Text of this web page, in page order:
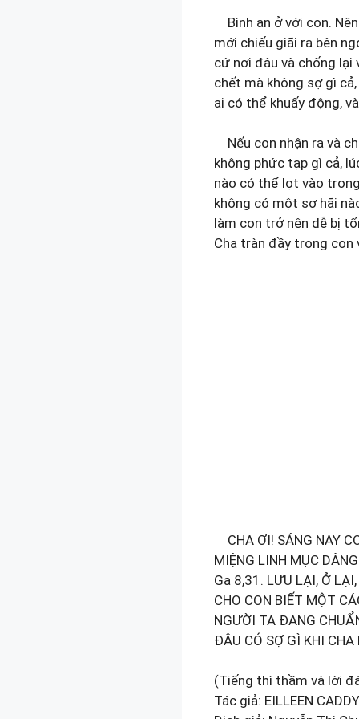
Bình an ở với con.
mới chiếu giãi ra bên
cứ nơi đâu và chống
chết mà không sợ gì
ai có thể khuấy động,
Nếu con nhận ra và
không phức tạp gì cả,
nào có thể lọt vào
không có một sợ hãi
làm con trở nên dễ bị
Cha tràn đầy trong con
CHA ƠI! SÁNG NAY
MIỆNG LINH MỤC
Ga 8,31. LƯU LẠI, Ở
CHO CON BIẾT MỘT
NGƯỜI TA ĐANG
ĐÂU CÓ SỢ GÌ KHI CHA
(Tiếng thì thầm và lời
Tác giả: EILLEEN CADDY